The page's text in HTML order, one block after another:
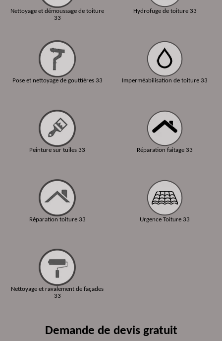
Nettoyage et démoussage de toiture
33
Pose et nettoyage de gouttières 33
Peinture sur tuiles 33
Réparation toiture 33
Nettoyage et ravalement de façades
33
Hydrofuge de toiture 33
Imperméabilisation de toiture 33
Réparation faitage 33
Urgence Toiture 33
Demande de devis gratuit